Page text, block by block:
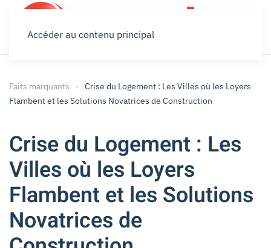
Accéder au contenu principal
Faits marquants
Crise du Logement : Les Villes où les Loyers
Flambent et les Solutions Novatrices de Construction
Crise du Logement : Les
Villes où les Loyers
Flambent et les Solutions
Novatrices de